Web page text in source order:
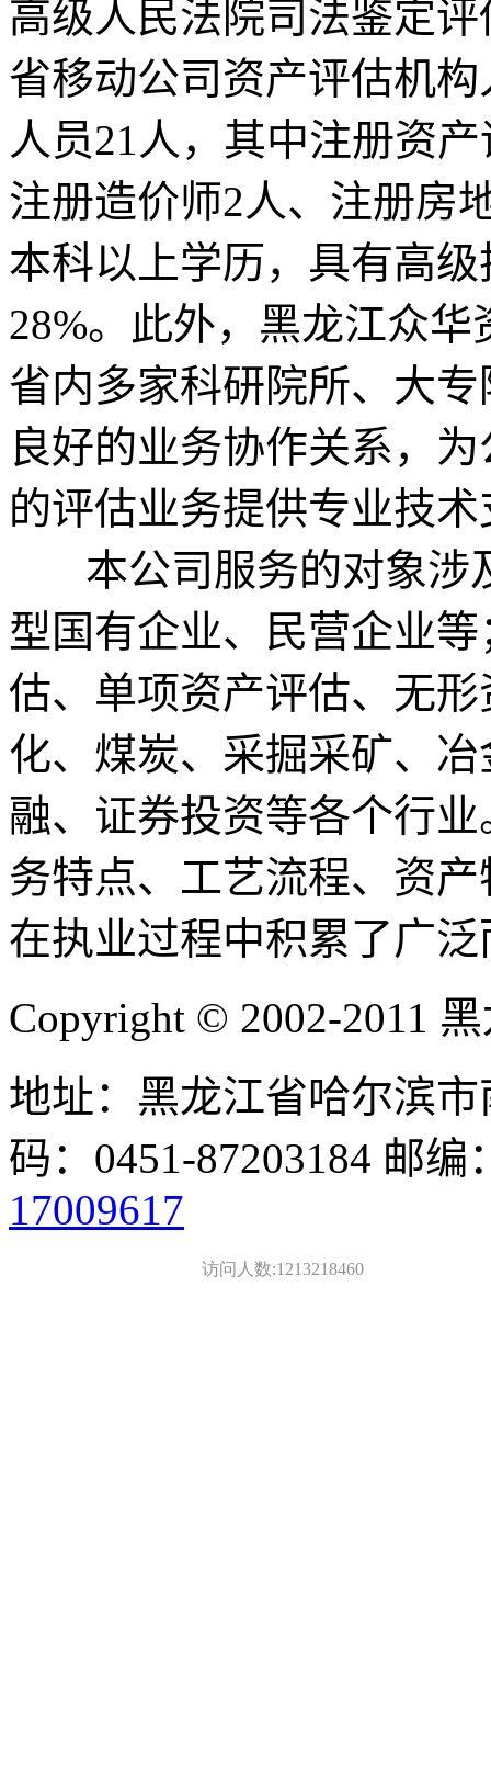
高级人民法院司法鉴定
省移动公司资产评估机
人员21人，其中注册资
注册造价师2人、注册房
本科以上学历，具有高
28%。此外，黑龙江众
省内多家科研院所、大
良好的业务协作关系，
的评估业务提供专业技
本公司服务的对象涉
型国有企业、民营企业
估、单项资产评估、无
化、煤炭、采掘采矿、
融、证券投资等各个行
务特点、工艺流程、资
在执业过程中积累了广
Copyright © 2002-2011
地址：黑龙江省哈尔滨
码：0451-87203184 邮编
17009617